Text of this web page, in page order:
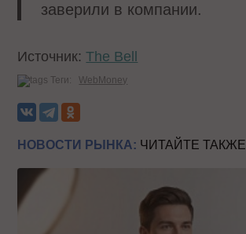
заверили в компании.
Источник:The Bell
Теги: WebMoney
НОВОСТИ РЫНКА: ЧИТАЙТЕ ТАКЖЕ